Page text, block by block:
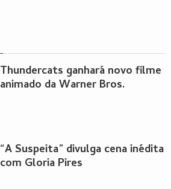
Thundercats ganhará novo filme
animado da Warner Bros.
“A Suspeita” divulga cena inédita
com Gloria Pires